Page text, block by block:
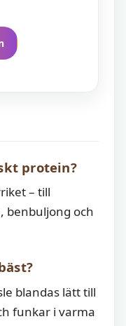
protein?
– till
benbuljong och
blandas lätt till
funkar i varma